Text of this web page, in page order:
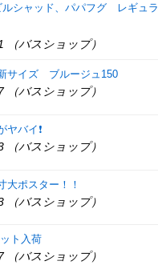
シャッド、パパフグ レギュラ
（バスショップ）
サイズ ブルージュ150
（バスショップ）
バイ❗
（バスショップ）
ポスター！！
（バスショップ）
ト入荷
（バスショップ）